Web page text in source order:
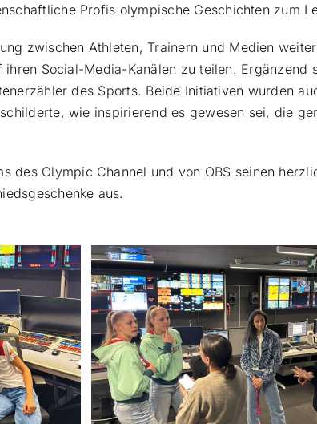
Profis olympische Geschichten zum
zwischen Athleten, Trainern und Medien
Social-Media-Kanälen zu teilen. Ergänzend
des Sports. Beide Initiativen wurden
wie inspirierend es gewesen sei, die
des Olympic Channel und von OBS seinen
aus.